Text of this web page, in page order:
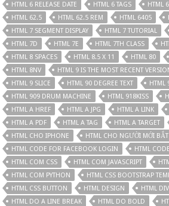
HTML 6 RELEASE DATE
HTML 6 TAGS HTML
HTML 62.5
HTML 62.5 REM HTML 6405
HTML 7 SEGMENT DISPLAY
HTML 7 TUTORIAL
HTML 7D
HTML 7E HTML 7TH CLASS
HTML 8 SPACES
HTML 8.5 X 11 HTML 80
HTML 8NV
HTML 9 IS THE MOST RECENT
HTML 9 SLICE
HTML 90 DEGREE TEXT
HTML
HTML 909 DRUM MACHINE
HTML 918KISS
HTML A HREF
HTML A JPG HTML A LINK
HTML A PDF
HTML A TAG HTML A TARGET
HTML CHO IPHONE
HTML CHO NGƯỜI MỚI
HTML CODE FOR FACEBOOK LOGIN
HTML
HTML COM CSS
HTML COM JAVASCRIPT
HTML COM PYTHON
HTML CSS BOOTSTRAP
HTML CSS BUTTON
HTML DESIGN HTML DIV
HTML DO A LINE BREAK
HTML DO BOLD